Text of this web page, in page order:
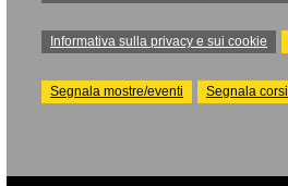
Informativa sulla privacy e sui cookie
Segnala mostre/eventi Segnala corsi